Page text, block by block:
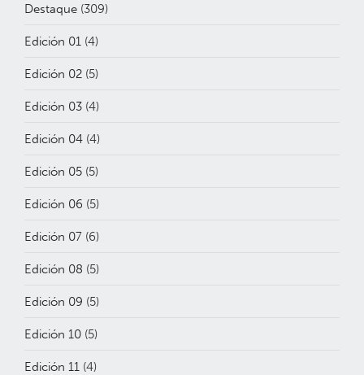
Destaque (309)
Edición 01 (4)
Edición 02 (5)
Edición 03 (4)
Edición 04 (4)
Edición 05 (5)
Edición 06 (5)
Edición 07 (6)
Edición 08 (5)
Edición 09 (5)
Edición 10 (5)
Edición 11 (4)